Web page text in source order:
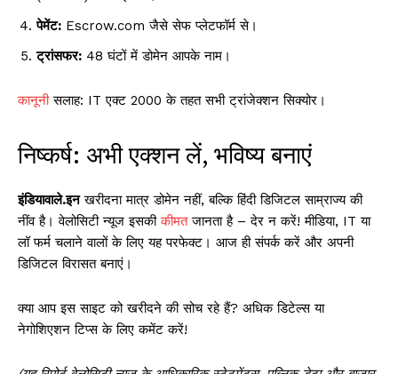
पेमेंट: Escrow.com जैसे सेफ प्लेटफॉर्म से।
ट्रांसफर: 48 घंटों में डोमेन आपके नाम।
कानूनी सलाह: IT एक्ट 2000 के तहत सभी ट्रांजेक्शन सिक्योर।
निष्कर्ष: अभी एक्शन लें, भविष्य बनाएं
इंडियावाले.इनखरीदना मात्र डोमेन नहीं, बल्कि हिंदी डिजिटल साम्राज्य की
नींव है। वेलोसिटी न्यूज इसकीकीमतजानता है – देर न करें! मीडिया, IT या
लॉ फर्म चलाने वालों के लिए यह परफेक्ट। आज ही संपर्क करें और अपनी
डिजिटल विरासत बनाएं।
क्या आप इस साइट को खरीदने की सोच रहे हैं? अधिक डिटेल्स या
नेगोशिएशन टिप्स के लिए कमेंट करें!